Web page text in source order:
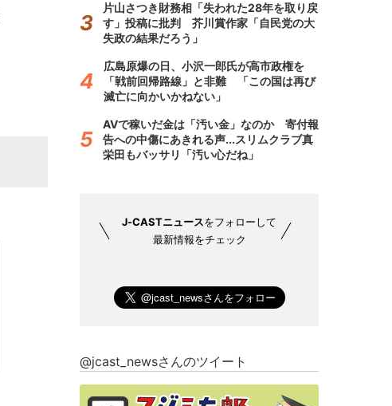
片山さつき財務相「失われた28年を取り戻
す」投稿に批判 芥川賞作家「自民党の大
失政の結果だろう」
広島原爆の日、小沢一郎氏が高市政権を
「戦前回帰路線」と非難 「この国は再び
滅亡に向かいかねない」
AVで稼いだ金は「汚い金」なのか 寄付報
告への中傷にあきれる声...スリムクラブ真
栄田もバッサリ「汚い心だね」
J-CASTニュースをフォローして
最新情報をチェック
@jcast_newsさんのツイート